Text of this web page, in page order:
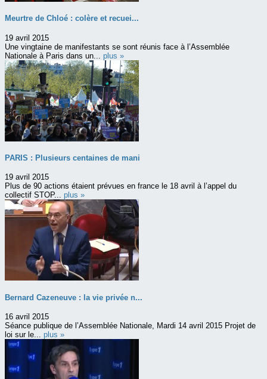
Meurtre de Chloé : colère et recuei...
19 avril 2015
Une vingtaine de manifestants se sont réunis face à l’Assemblée
Nationale à Paris dans un... plus »
PARIS : Plusieurs centaines de mani
19 avril 2015
Plus de 90 actions étaient prévues en france le 18 avril à l’appel du
collectif STOP... plus »
Bernard Cazeneuve : la vie privée n...
16 avril 2015
Séance publique de l’Assemblée Nationale, Mardi 14 avril 2015 Projet de
loi sur le... plus »